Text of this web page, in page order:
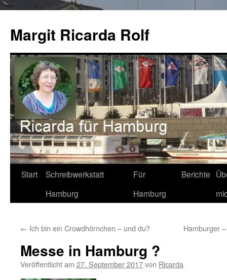
springen
Margit Ricarda Rolf
Start
Schreibwerkstatt
Hamburg
Für
Hamburg
Berichte
← Ich bin ein Crowdhörnchen – und du? Hamburger
Messe in Hamburg ?
Veröffentlicht am 27. September 2017von Ricarda